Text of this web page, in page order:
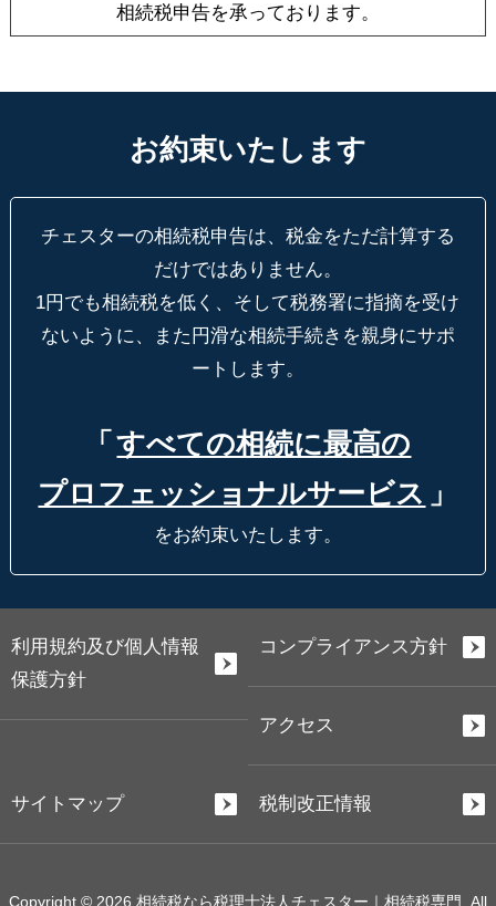
相続税申告を承っております。
お約束いたします
チェスターの相続税申告は、税金をただ計算する
だけではありません。
1円でも相続税を低く、そして税務署に指摘を受け
ないように、
また円滑な相続手続きを親身にサポ
ートします。
「 すべての相続に最高の
プロフェッショナルサービス 」
をお約束いたします。
利用規約及び個人情報
保護方針
コンプライアンス方針
アクセス
サイトマップ 税制改正情報
Copyright © 2026 相続税なら税理士法人チェスター｜相続税専門. All